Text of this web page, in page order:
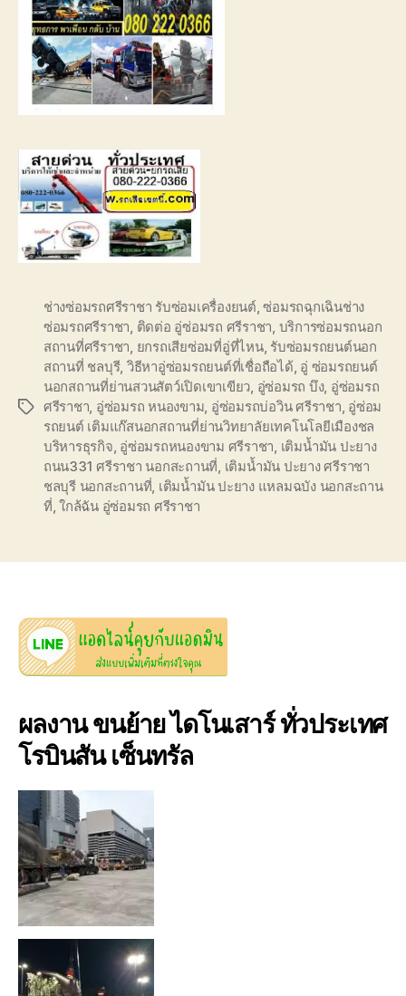
Tags
ช่างซ่อมรถศรีราชา รับซ่อมเครื่องยนต์,ซ่อมรถฉุกเฉินช่าง
ซ่อมรถศรีราชา, ติดต่อ อู่ซ่อมรถ ศรีราชา, บริการซ่อมรถนอก
สถานที่ศรีราชา, ยกรถเสียซ่อมที่อู่ที่ไหน, รับซ่อมรถยนต์นอก
สถานที่ ชลบุรี, วิธีหาอู่ซ่อมรถยนต์ที่เชื่อถือได้, อู่ ซ่อมรถยนต์
นอกสถานที่ย่านสวนสัตว์เปิดเขาเขียว, อู่ซ่อมรถ บึง, อู่ซ่อมรถ
ศรีราชา, อู่ซ่อมรถ หนองขาม, อู่ซ่อมรถบ่อวิน ศรีราชา, อู่ซ่อม
รถยนต์ เติมแก๊สนอกสถานที่ย่านวิทยาลัยเทคโนโลยีเมืองชล
บริหารธุรกิจ, อู่ซ่อมรถหนองขาม ศรีราชา, เติมน้ำมัน ปะยาง
ถนน331 ศรีราชา นอกสะถานที่, เติมน้ำมัน ปะยาง ศรีราชา
ชลบุรี นอกสะถานที่, เติมน้ำมัน ปะยาง แหลมฉบัง นอกสะถาน
ที่,ใกล้ฉัน อู่ซ่อมรถ ศรีราชา
ผลงาน ขนย้าย ไดโนเสาร์ ทั่วประเทศ
โรบินสัน เซ็นทรัล